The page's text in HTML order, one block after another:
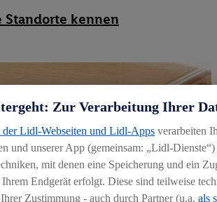
Standorte kennen
Zur Verarbeitung Ihrer
der Lidl-Webseiten und Lidl-Apps verarbeiten
und unserer App (gemeinsam: „Lidl-
mit denen eine Speicherung und ein
Endgerät erfolgt. Diese sind teilweise
Zustimmung - auch durch Partner (u.a. als